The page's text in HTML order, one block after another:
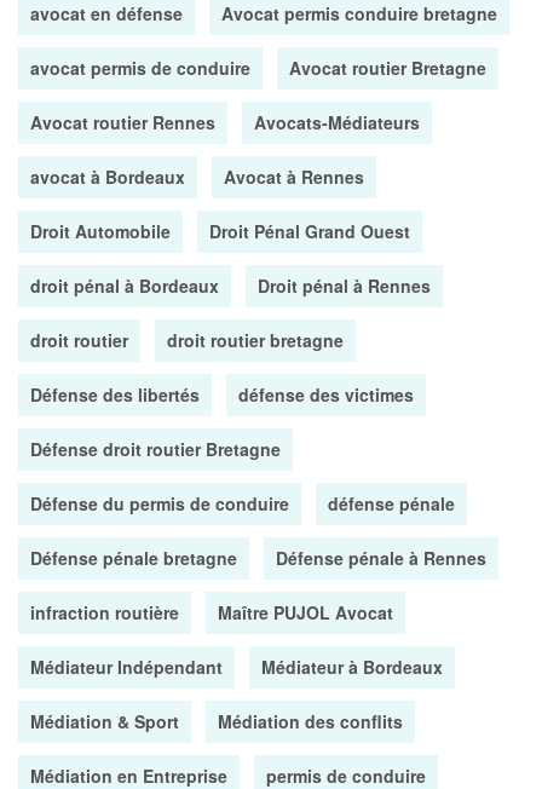
avocat en défense Avocat permis conduire bretagne
avocat permis de conduire Avocat routier Bretagne
Avocat routier Rennes Avocats-Médiateurs
avocat à Bordeaux Avocat à Rennes
Droit Automobile Droit Pénal Grand Ouest
droit pénal à Bordeaux Droit pénal à Rennes
droit routier droit routier bretagne
Défense des libertés défense des victimes
Défense droit routier Bretagne
Défense du permis de conduire défense pénale
Défense pénale bretagne Défense pénale à Rennes
infraction routière Maître PUJOL Avocat
Médiateur Indépendant Médiateur à Bordeaux
Médiation & Sport Médiation des conflits
Médiation en Entreprise permis de conduire